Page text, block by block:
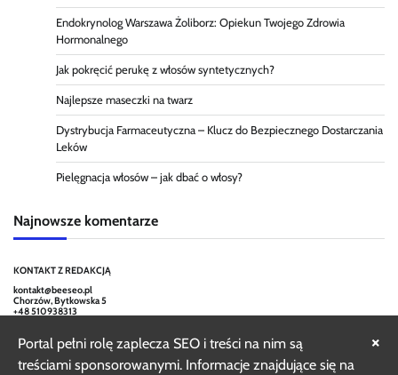
×
Portal pełni rolę zaplecza SEO i treści na nim są
treściami sponsorowanymi. Informacje znajdujące się na
Endokrynolog Warszawa Żoliborz: Opiekun Twojego Zdrowia
Hormonalnego
Jak pokręcić perukę z włosów syntetycznych?
Najlepsze maseczki na twarz
Dystrybucja Farmaceutyczna – Klucz do Bezpiecznego Dostarczania
Leków
Pielęgnacja włosów – jak dbać o włosy?
Najnowsze komentarze
KONTAKT Z REDAKCJĄ
kontakt@beeseo.pl
Chorzów, Bytkowska 5
+48 510938313